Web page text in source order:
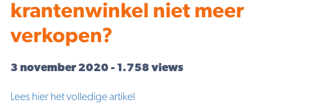
krantenwinkel niet meer
verkopen?
3 november 2020 - 1.758 views
Lees hier het volledige artikel